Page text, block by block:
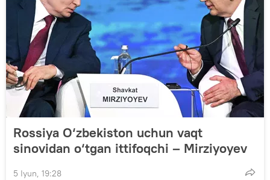
Rossiya O‘zbekiston uchun vaqt
sinovidan o‘tgan ittifoqchi – Mirziyoyev
5 Iyun, 19:28